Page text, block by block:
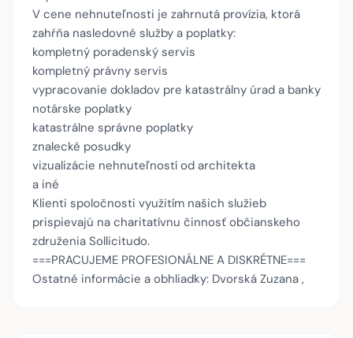
V cene nehnuteľnosti je zahrnutá provízia, ktorá
zahŕňa nasledovné služby a poplatky:
kompletný poradenský servis
kompletný právny servis
vypracovanie dokladov pre katastrálny úrad a banky
notárske poplatky
katastrálne správne poplatky
znalecké posudky
vizualizácie nehnuteľností od architekta
a iné
Klienti spoločnosti využitím našich služieb
prispievajú na charitatívnu činnosť občianskeho
združenia Sollicitudo.
===PRACUJEME PROFESIONÁLNE A DISKRÉTNE===
Ostatné informácie a obhliadky: Dvorská Zuzana ,